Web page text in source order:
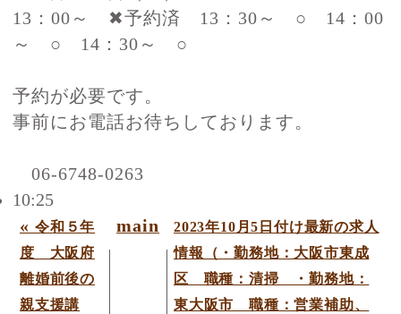
13：00～ ✖予約済
13：30～ ○
14：00
～ ○ 14：30～ ○
予約が必要です。
事前にお電話お待ちしております。
06-6748-0263
10:25
« 令和５年
度 大阪府
離婚前後の
親支援講
main
2023年10月5日付け最新の求人
情報（・勤務地：大阪市東成
区 職種：清掃 ・勤務地：
東大阪市 職種：営業補助、